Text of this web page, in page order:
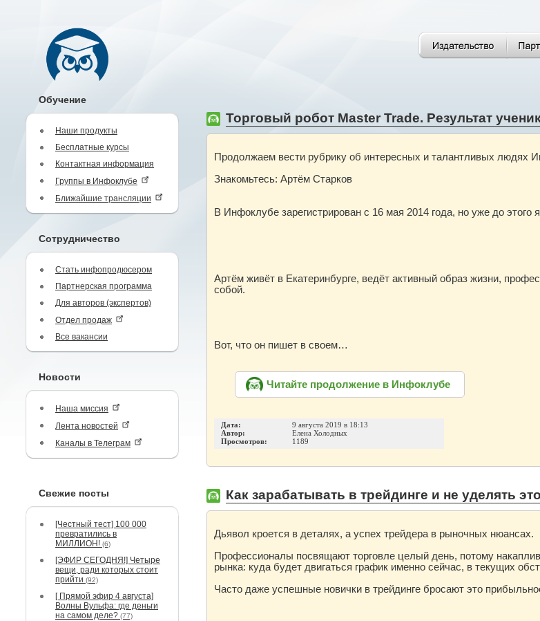
Обучение
Наши продукты
Бесплатные курсы
Контактная информация
Группы в Инфоклубе
Ближайшие трансляции
Сотрудничество
Стать инфопродюсером
Партнерская программа
Для авторов (экспертов)
Отдел продаж
Все вакансии
Новости
Наша миссия
Лента новостей
Каналы в Телеграм
Свежие посты
[Честный тест] 100 000
превратились в
МИЛЛИОН! (6)
[ЭФИР СЕГОДНЯ!] Четыре
вещи, ради которых стоит
прийти (92)
[ Прямой эфир 4 августа]
Волны Вульфа: где деньги
на самом деле? (77)
Торговый робот Master Trade. Результат
Продолжаем вести рубрику об интересных и талантливых людях
Знакомьтесь: Артём Старков
В Инфоклубе зарегистрирован с 16 мая 2014 года, но уже до
Артём живёт в Екатеринбурге, ведёт активный образ жизни,
собой.
Вот, что он пишет в своем…
Читайте продолжение в Инфоклубе
Дата:
9 августа 2019 в 18:13
Автор:
Елена Холодных
Просмотров:
1189
Как зарабатывать в трейдинге и не уделять
Дьявол кроется в деталях, а успех трейдера в рыночных нюансах.
Профессионалы посвящают торговле целый день, потому
рынка: куда будет двигаться график именно сейчас, в текущих
Часто даже успешные новички в трейдинге бросают это